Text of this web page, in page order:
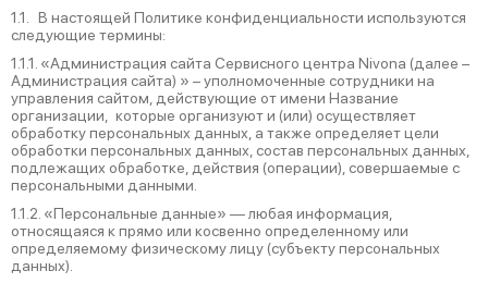
1.1. В настоящей Политике конфиденциальности используются
следующие термины:
1.1.1. «Администрация сайта Сервисного центра Nivona (далее –
Администрация сайта) » – уполномоченные сотрудники на
управления сайтом, действующие от имени Название
организации, которые организуют и (или) осуществляет
обработку персональных данных, а также определяет цели
обработки персональных данных, состав персональных данных,
подлежащих обработке, действия (операции), совершаемые с
персональными данными.
1.1.2. «Персональные данные» — любая информация,
относящаяся к прямо или косвенно определенному или
определяемому физическому лицу (субъекту персональных
данных).